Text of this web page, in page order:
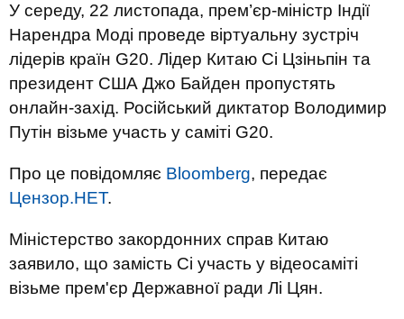
У середу, 22 листопада, прем’єр-міністр Індії
Нарендра Моді проведе віртуальну зустріч
лідерів країн G20. Лідер Китаю Сі Цзіньпін та
президент США Джо Байден пропустять
онлайн-захід. Російський диктатор Володимир
Путін візьме участь у саміті G20.
Про це повідомляє Bloomberg, передає
Цензор.НЕТ.
Міністерство закордонних справ Китаю
заявило, що замість Сі участь у відеосаміті
візьме прем'єр Державної ради Лі Цян.